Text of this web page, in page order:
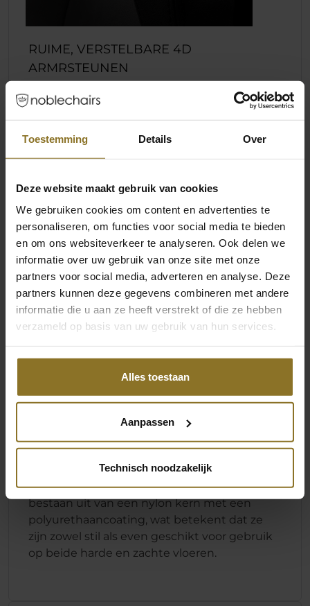
Toestemming Details Over
Deze website maakt gebruik van cookies
We gebruiken cookies om content en advertenties te
personaliseren, om functies voor social media te bieden
en om ons websiteverkeer te analyseren. Ook delen we
informatie over uw gebruik van onze site met onze
partners voor social media, adverteren en analyse. Deze
partners kunnen deze gegevens combineren met andere
informatie die u aan ze heeft verstrekt of die ze hebben
verzameld op basis van uw gebruik van hun services.
Alles toestaan
Aanpassen
Technisch noodzakelijk
RUIME, VERSTELBARE 4D
ARMRSTEUNEN
De nieuwe 4D-armleuningen passen nu
perfect bij de rest van de stoel dankzij hun
ruimte voor uw armen.
is de gepoedercoat onderstel van massief
aluminium met vijf armen en speciaal
ontworpen wielen. Deze 60 mm wielen
bestaan uit van een nylon kern met een
polyurethaancoating, wat betekent dat ze
zijn zowel stil als even geschikt voor gebruik
op beide harde en zachte vloeren.